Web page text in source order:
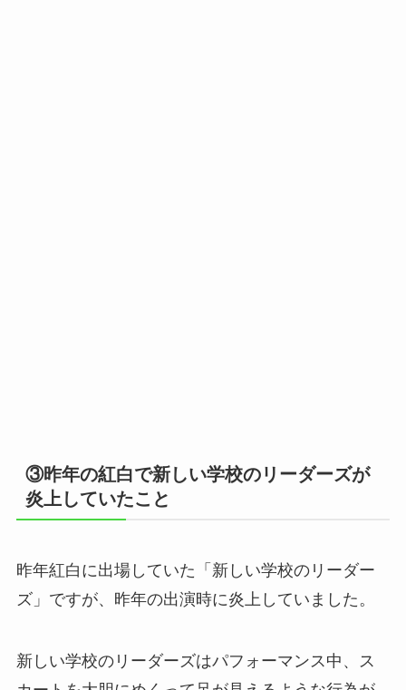
③昨年の紅白で新しい学校のリーダーズが
炎上していたこと
昨年紅白に出場していた「新しい学校のリーダー
ズ」ですが、昨年の出演時に炎上していました。
新しい学校のリーダーズはパフォーマンス中、ス